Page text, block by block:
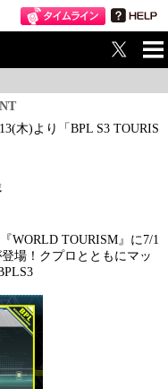
木)より「BPL S3 TOURIS
WORLD TOURISM』に7/1
場！クプロとともにマッ